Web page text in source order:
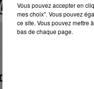
2024 À 07H30
Vous pouvez accepter en
mes choix". Vous pouvez
ce site. Vous pouvez mettre
bas de chaque page.